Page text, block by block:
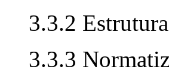
3.3.2
3.3.3